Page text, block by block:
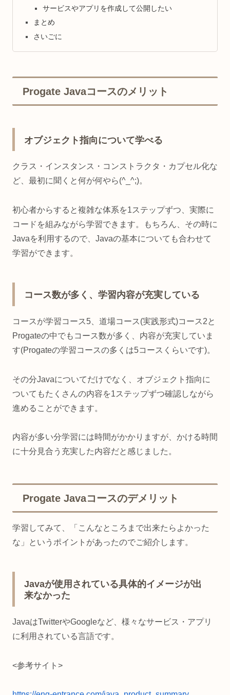
サービスやアプリを作成して公開したい
まとめ
さいごに
Progate Javaコースのメリット
オブジェクト指向について学べる
クラス・インスタンス・コンストラクタ・カプセル化な
ど、最初に聞くと何が何やら(^_^;)。
初心者からすると複雑な体系を1ステップずつ、実際に
コードを組みながら学習できます。もちろん、その時に
Javaを利用するので、Javaの基本についても合わせて
学習ができます。
コース数が多く、学習内容が充実している
コースが学習コース5、道場コース(実践形式)コース2と
Progateの中でもコース数が多く、内容が充実していま
す(Progateの学習コースの多くは5コースくらいです)。
その分Javaについてだけでなく、オブジェクト指向に
ついてもたくさんの内容を1ステップずつ確認しながら
進めることができます。
内容が多い分学習には時間がかかりますが、かける時間
に十分見合う充実した内容だと感じました。
Progate Javaコースのデメリット
学習してみて、「こんなところまで出来たらよかった
な」というポイントがあったのでご紹介します。
Javaが使用されている具体的イメージが出
来なかった
JavaはTwitterやGoogleなど、様々なサービス・アプリ
に利用されている言語です。
<参考サイト>